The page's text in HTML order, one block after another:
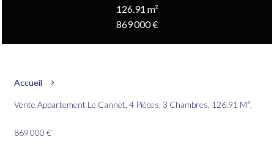
126.91 m²
869 000 €
Accueil
Vente Appartement Le Cannet, 4 Pièces, 3 Chambres, 126.91 M²,
869 000 €